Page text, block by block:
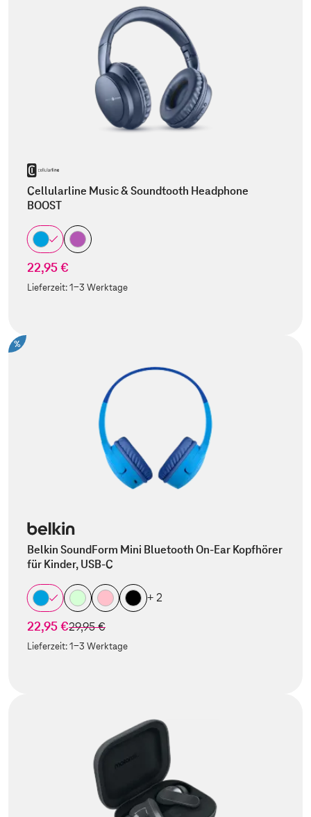
Cellularline Music & Soundtooth Headphone
BOOST
22,95 €
Lieferzeit:1-3 Werktage
%
Belkin SoundForm Mini Bluetooth On-Ear Kopfhörer
für Kinder, USB-C
+ 2
22,95 €statt
29,95 €
Lieferzeit:1-3 Werktage